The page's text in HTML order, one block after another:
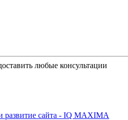
любые консультации
развитие сайта - IQ MAXIMA